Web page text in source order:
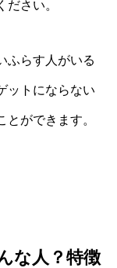
ださい。
ふらす人がいる
ットにならない
ができます。
な人？特徴